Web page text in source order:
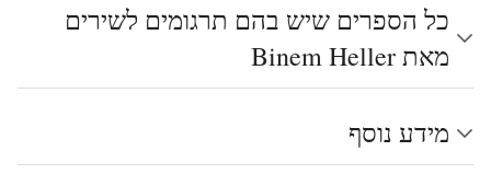
כל הספרים שיש בהם תרגומים לשירים
מאת Binem Heller
מידע נוסף